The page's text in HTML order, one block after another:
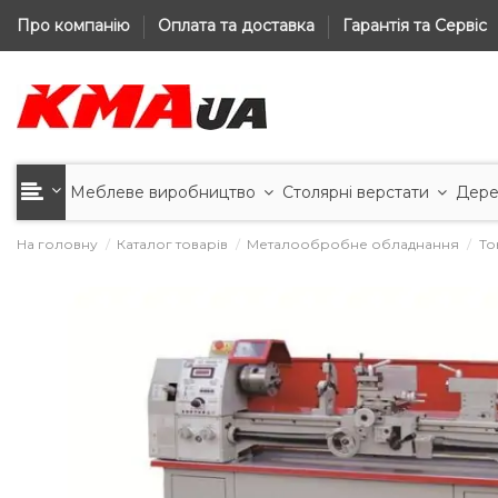
Про компанію Оплата та доставка Гарантія та Сервіс
Меблеве виробництво Столярні верстати
На головну Каталог товарів Металообробне обладнання